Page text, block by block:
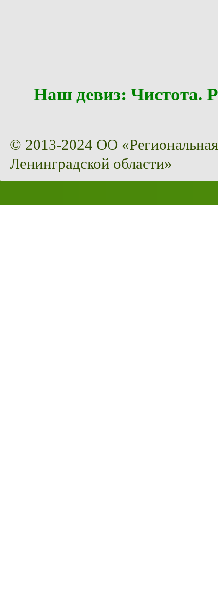
Наш девиз:
© 2013-2024 ОО
Ленинградской области»